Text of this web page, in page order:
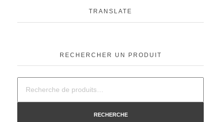
TRANSLATE
RECHERCHER UN PRODUIT
RECHERCHE